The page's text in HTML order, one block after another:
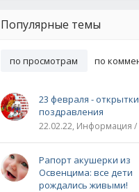
Популярные темы
по просмотрам по
23 февраля -
поздравления
Рапорт акушерки из
Освенцима: все дети
рождались живыми!